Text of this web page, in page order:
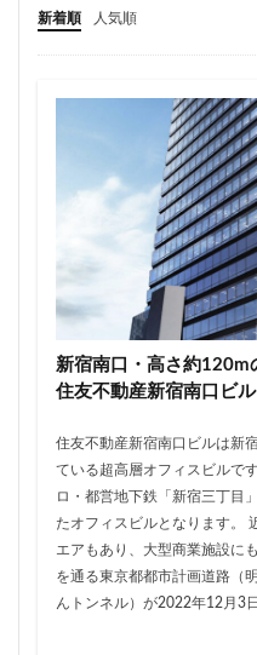
新着順 人気順
新宿南口・高さ約120m
住友不動産新宿南口ビル
住友不動産新宿南口ビルは新
ている超高層オフィスビルで
ロ・都営地下鉄「新宿三丁目
たオフィスビルとなります。
エアもあり、大型商業施設に
を通る東京都都市計画道路（
んトンネル）が2022年12月3
グラングリーン大阪
サッカースタジアム
スタジ
ステーションAi スマ
タワマン タワーマン
トヨタ自動車
ニュー新橋ビル ハイ
バイパス バス
プロ野球 ベルク
マンション ミナモア
ヨドバシカメラ ライ
リニア ルミネ
三田 三田駅 三